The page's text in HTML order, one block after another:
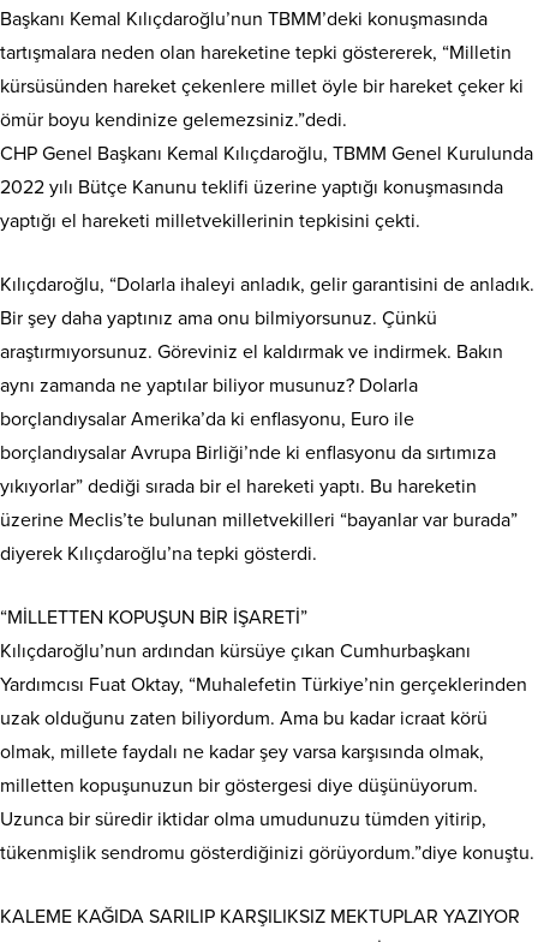
Başkanı Kemal Kılıçdaroğlu’nun TBMM’deki konuşmasında
tartışmalara neden olan hareketine tepki göstererek, “Milletin
kürsüsünden hareket çekenlere millet öyle bir hareket çeker ki
ömür boyu kendinize gelemezsiniz.”dedi.
CHP Genel Başkanı Kemal Kılıçdaroğlu, TBMM Genel Kurulunda
2022 yılı Bütçe Kanunu teklifi üzerine yaptığı konuşmasında
yaptığı el hareketi milletvekillerinin tepkisini çekti.
Kılıçdaroğlu, “Dolarla ihaleyi anladık, gelir garantisini de anladık.
Bir şey daha yaptınız ama onu bilmiyorsunuz. Çünkü
araştırmıyorsunuz. Göreviniz el kaldırmak ve indirmek. Bakın
aynı zamanda ne yaptılar biliyor musunuz? Dolarla
borçlandıysalar Amerika’da ki enflasyonu, Euro ile
borçlandıysalar Avrupa Birliği’nde ki enflasyonu da sırtımıza
yıkıyorlar” dediği sırada bir el hareketi yaptı. Bu hareketin
üzerine Meclis’te bulunan milletvekilleri “bayanlar var burada”
diyerek Kılıçdaroğlu’na tepki gösterdi.
“MİLLETTEN KOPUŞUN BİR İŞARETİ”
Kılıçdaroğlu’nun ardından kürsüye çıkan Cumhurbaşkanı
Yardımcısı Fuat Oktay, “Muhalefetin Türkiye’nin gerçeklerinden
uzak olduğunu zaten biliyordum. Ama bu kadar icraat körü
olmak, millete faydalı ne kadar şey varsa karşısında olmak,
milletten kopuşunuzun bir göstergesi diye düşünüyorum.
Uzunca bir süredir iktidar olma umudunuzu tümden yitirip,
tükenmişlik sendromu gösterdiğinizi görüyordum.”diye konuştu.
KALEME KAĞIDA SARILIP KARŞILIKSIZ MEKTUPLAR YAZIYOR